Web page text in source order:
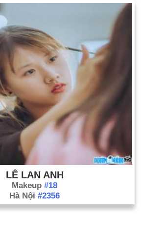
LÊ LAN ANH
Makeup #18
Hà Nội #2356